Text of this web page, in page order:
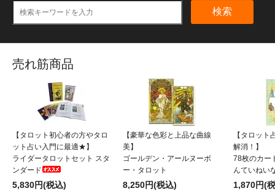
検索
売れ筋商品
【タロット初心者の方やタロ
ット占い入門に最適★】
ライダータロットセット スタ
ンダード
5,830円(税込)
【豪華な色彩と上品な曲線
美】
ゴールデン・アールヌーボ
ー・タロット
8,250円(税込)
【タロット
解消！】
78枚のカー
んていねい
1,870円(